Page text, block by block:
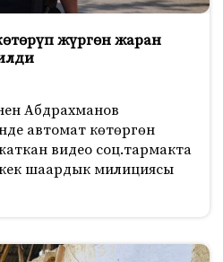
жүргөн жаран
Абдрахманов
автомат көтөргөн
видео соц.тармакта
шаардык милициясы